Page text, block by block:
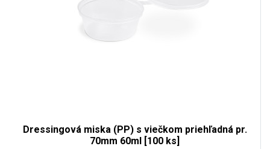
Dressingová miska (PP) s viečkom priehľadná pr.
70mm 60ml [100 ks]